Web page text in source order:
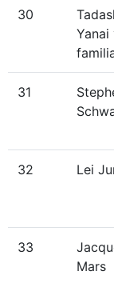
30
Yanai
31
32 Lei
33
Mars